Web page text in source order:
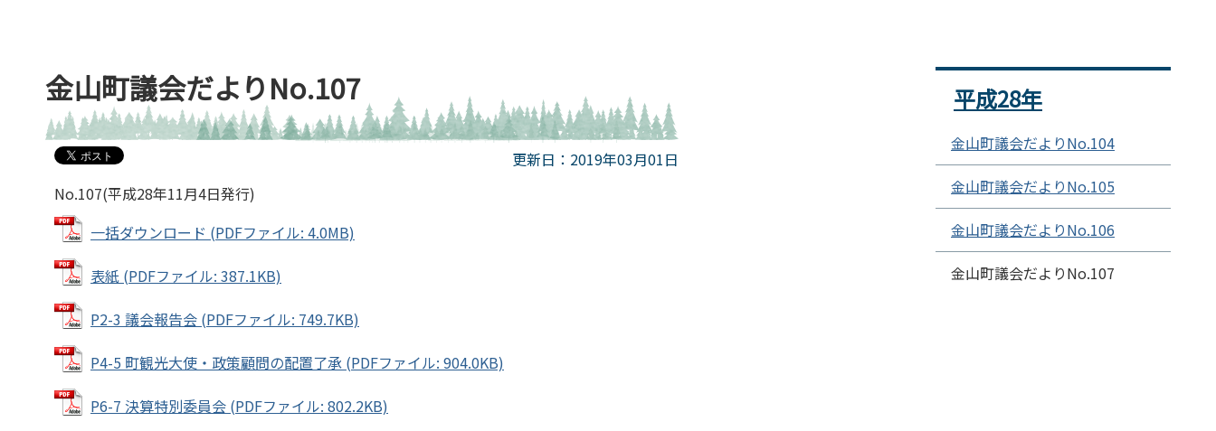
金山町議会だよりNo.107
更新日：2019年03月01日
No.107(平成28年11月4日発行)
一括ダウンロード (PDFファイル: 4.0MB)
表紙 (PDFファイル: 387.1KB)
P2-3 議会報告会 (PDFファイル: 749.7KB)
P4-5 町観光大使・政策顧問の配置了承 (PDFファイル: 904.0KB)
P6-7 決算特別委員会 (PDFファイル: 802.2KB)
平成28年
金山町議会だよりNo.104
金山町議会だよりNo.105
金山町議会だよりNo.106
金山町議会だよりNo.107